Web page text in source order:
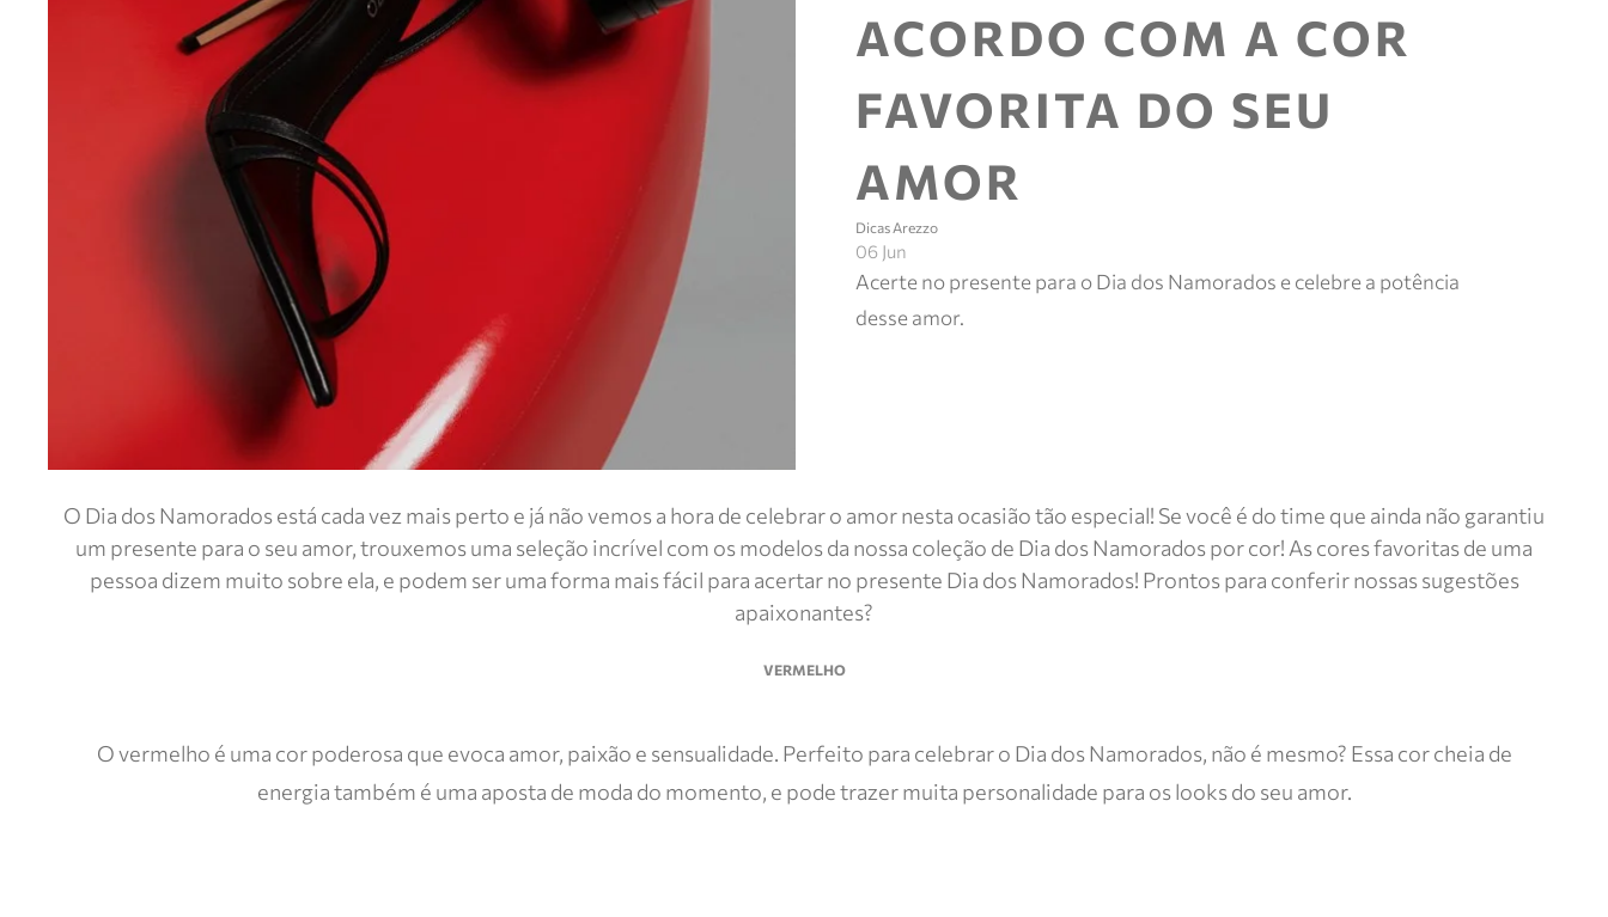
Meus
pedidos e
ACORDO COM A COR
FAVORITA DO SEU
AMOR
Dicas Arezzo
06 Jun
Acerte no presente para o Dia dos Namorados e celebre a potência
desse amor.
O Dia dos Namorados está cada vez mais perto e já não vemos a hora de celebrar o amor nesta ocasião tão especial! Se você é do time que ainda não garantiu
um presente para o seu amor, trouxemos uma seleção incrível com os modelos da nossa coleção de Dia dos Namorados por cor! As cores favoritas de uma
pessoa dizem muito sobre ela, e podem ser uma forma mais fácil para acertar no presente Dia dos Namorados! Prontos para conferir nossas sugestões
apaixonantes?
VERMELHO
O vermelho é uma cor poderosa que evoca amor, paixão e sensualidade. Perfeito para celebrar o Dia dos Namorados, não é mesmo? Essa cor cheia de
energia também é uma aposta de moda do momento, e pode trazer muita personalidade para os looks do seu amor.